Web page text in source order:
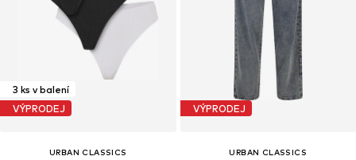
3 ks v balení
VÝPRODEJ
URBAN CLASSICS
VÝPRODEJ
URBAN CLASSICS